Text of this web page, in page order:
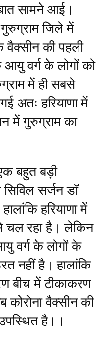
सामने आई।
जिले में
वैक्सीन की पहली
वर्ग के लोगों को
में ही सबसे
अतः हरियाणा में
में गुरुग्राम का
बहुत बड़ी
सर्जन डॉ
हरियाणा में
चल रहा है। लेकिन
वर्ग के लोगों के
नहीं है। हालांकि
बीच में टीकाकरण
वैक्सीन की
उपस्थित है।।